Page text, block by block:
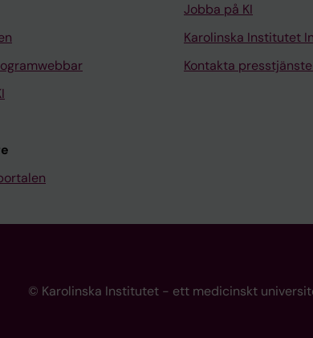
Jobba på KI
Karolinska Institutet
Kontakta
© Karolinska Institutet - ett medicinskt